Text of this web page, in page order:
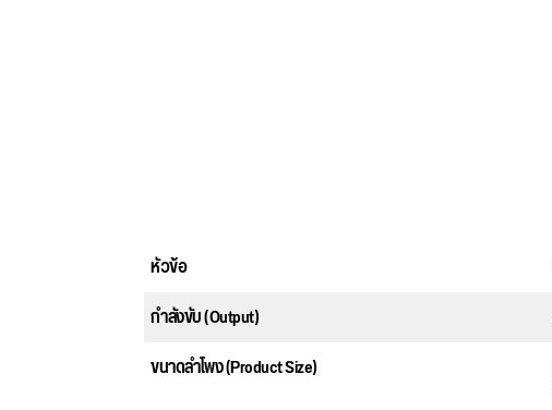
หัวข้อ
กำลังขับ (Output)
ขนาดลำโพง (Product Size)